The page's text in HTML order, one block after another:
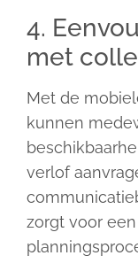
4.
met
Met de
kunnen
verlof
zorgt voor